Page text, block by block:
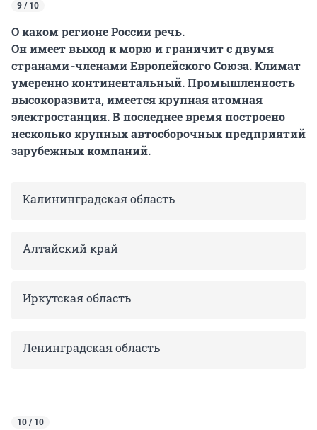
9 / 10
О каком регионе России речь.
Он имеет выход к морю и граничит с двумя
странами -членами Европейского Союза. Климат
умеренно континентальный. Промышленность
высокоразвита, имеется крупная атомная
электростанция. В последнее время построено
несколько крупных автосборочных предприятий
зарубежных компаний.
Калининградская область
Алтайский край
Иркутская область
Ленинградская область
10 / 10